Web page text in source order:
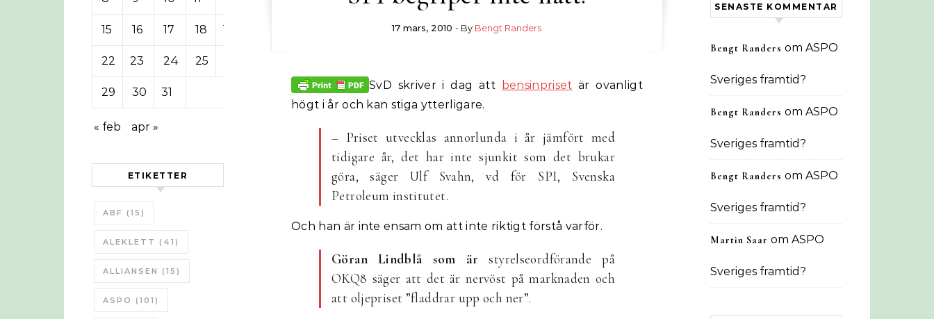
15 16 17 18 19
22 23 24 25
29 30 31
« feb apr »
ETIKETTER
ABF (15)
ALEKLETT (41)
ALLIANSEN (15)
ASPO (101)
17 mars, 2010 - By Bengt Randers
SvD skriver i dag att bensinpriset är ovanligt
högt i år och kan stiga ytterligare.
– Priset utvecklas annorlunda i år jämfört med
tidigare år, det har inte sjunkit som det brukar
göra, säger Ulf Svahn, vd för SPI, Svenska
Petroleum institutet.
Och han är inte ensam om att inte riktigt förstå varför.
Göran Lindblå som ärstyrelseordförande på
OKQ8 säger att det är nervöst på marknaden och
att oljepriset ”fladdrar upp och ner”.
SENASTE KOMMENTAR
Bengt Randers om ASPO
Sveriges framtid?
Bengt Randers om ASPO
Sveriges framtid?
Bengt Randers om ASPO
Sveriges framtid?
Martin Saar om ASPO
Sveriges framtid?